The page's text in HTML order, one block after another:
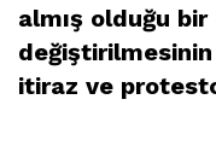
almış olduğu
değiştirilmesinin
itiraz ve